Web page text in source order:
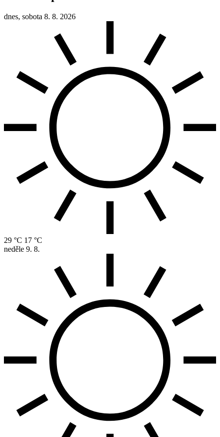
dnes, sobota 8. 8. 2026
29 °C 17 °C
neděle 9. 8.